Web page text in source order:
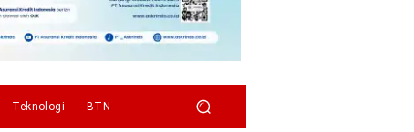
Teknologi BTN